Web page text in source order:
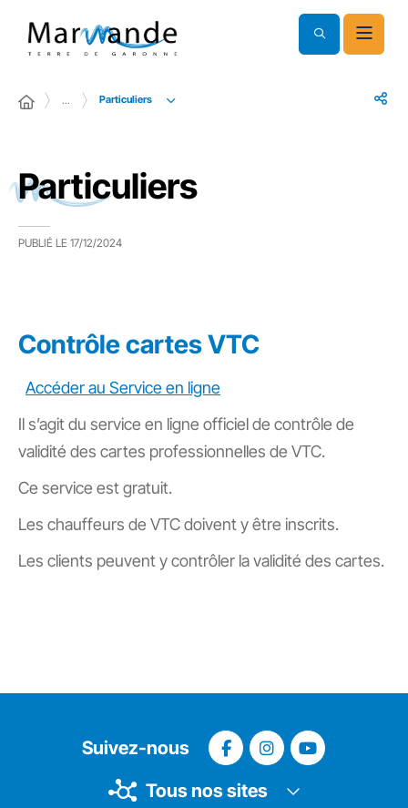
… Particuliers
Particuliers
PUBLIÉ LE 17/12/2024
Contrôle cartes VTC
Accéder au Service en ligne
Il s’agit du service en ligne officiel de contrôle de
validité des cartes professionnelles de VTC.
Ce service est gratuit.
Les chauffeurs de VTC doivent y être inscrits.
Les clients peuvent y contrôler la validité des cartes.
Suivez-nous
Tous nos sites